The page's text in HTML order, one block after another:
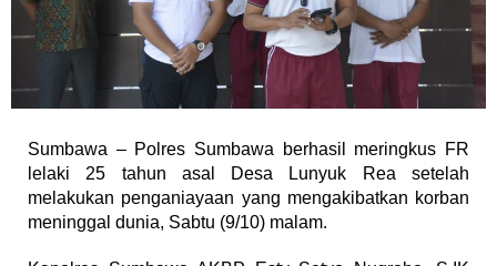
Sumbawa – Polres Sumbawa berhasil meringkus FR
lelaki 25 tahun asal Desa Lunyuk Rea setelah
melakukan penganiayaan yang mengakibatkan korban
meninggal dunia, Sabtu (9/10) malam.